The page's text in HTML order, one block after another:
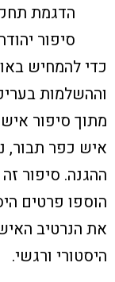
הדגמת
סיפור
כדי להמחיש
וההשלמות
מתוך סיפור
איש כפר תבור,
ההגנה. סיפור
הוספו פרטים
את הנרטיב
היסטורי ורגשי.